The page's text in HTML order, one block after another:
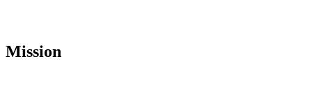
Mission